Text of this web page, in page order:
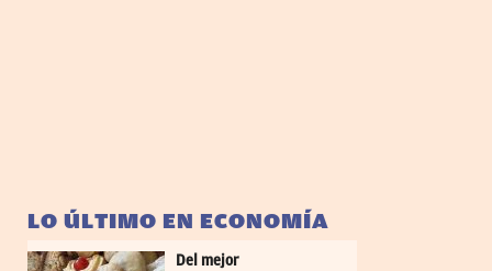
LO ÚLTIMO EN ECONOMÍA
Del mejor